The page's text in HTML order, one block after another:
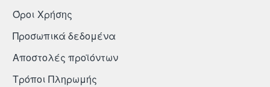
Όροι Χρήσης
Προσωπικά δεδομένα
Αποστολές προϊόντων
Τρόποι Πληρωμής